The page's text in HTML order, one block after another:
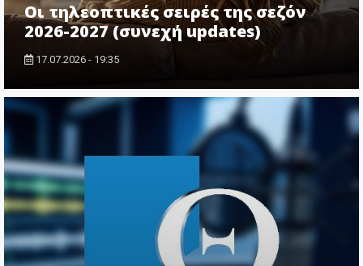
Οι τηλεοπτικές σειρές της σεζόν
2026-2027 (συνεχή updates)
17.07.2026 - 19:35